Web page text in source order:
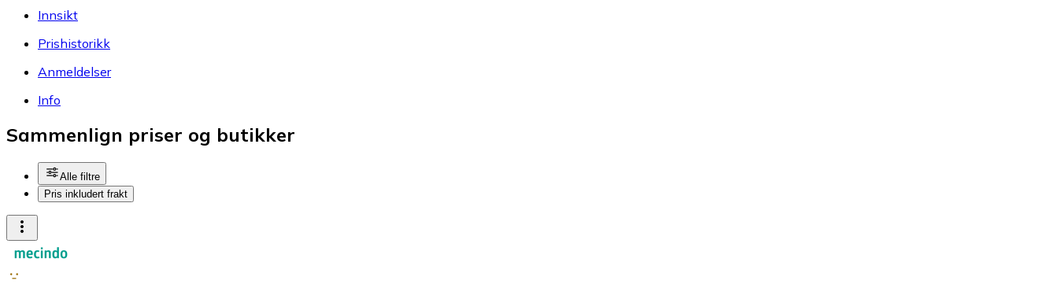
Innsikt
Prishistorikk
Anmeldelser
Info
Sammenlign priser og butikker
Alle filtre
Pris inkludert frakt